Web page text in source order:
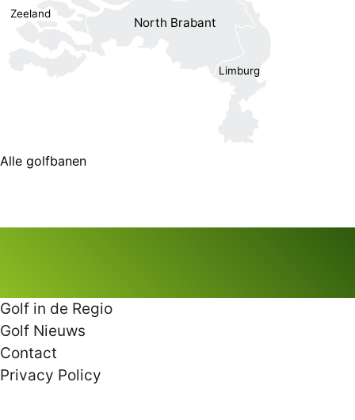
Limburg
North Brabant
Zeeland
Alle golfbanen
Golf in de Regio
Golf Nieuws
Contact
Privacy Policy